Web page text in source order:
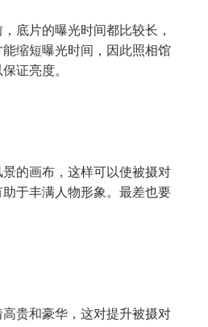
底片的曝光时间都比较长，
缩短曝光时间，因此照相馆
证亮度。
的画布，这样可以使被摄对
于丰满人物形象。最差也要
贵和豪华，这对提升被摄对